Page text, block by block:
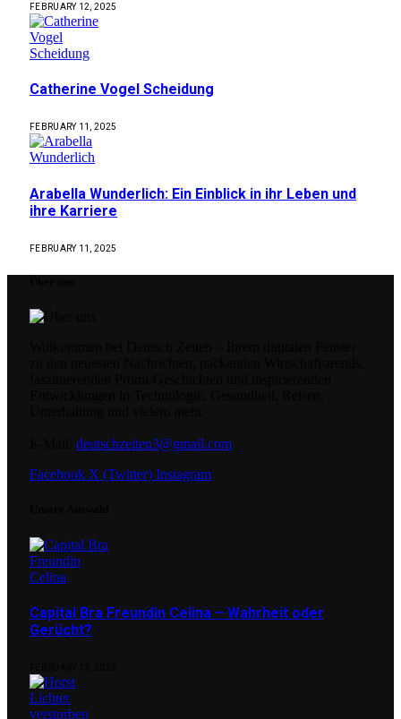
FEBRUARY 12, 2025
Catherine Vogel Scheidung
FEBRUARY 11, 2025
Arabella Wunderlich: Ein Einblick in ihr Leben und
ihre Karriere
FEBRUARY 11, 2025
deutschzeiten3@gmail.com
Facebook X (Twitter) Instagram
Capital Bra Freundin Celina – Wahrheit oder
Gerücht?